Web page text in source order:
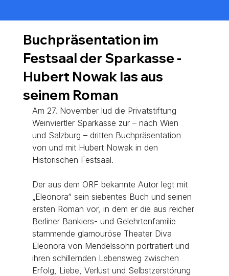
Buchpräsentation im
Festsaal der Sparkasse -
Hubert Nowak las aus
seinem Roman
Am 27. November lud die Privatstiftung
Weinviertler Sparkasse zur – nach Wien
und Salzburg – dritten Buchpräsentation
von und mit Hubert Nowak in den
Historischen Festsaal.
Der aus dem ORF bekannte Autor legt mit
„Eleonora“ sein siebentes Buch und seinen
ersten Roman vor, in dem er die aus reicher
Berliner Bankiers- und Gelehrtenfamilie
stammende glamouröse Theater Diva
Eleonora von Mendelssohn porträtiert und
ihren schillernden Lebensweg zwischen
Erfolg, Liebe, Verlust und Selbstzerstörung